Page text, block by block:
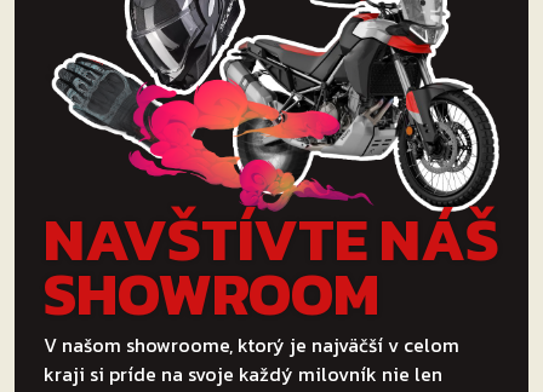
NAVŠTÍVTE NÁŠ
SHOWROOM
V našom showroome, ktorý je najväčší v celom
kraji si príde na svoje každý milovník nie len